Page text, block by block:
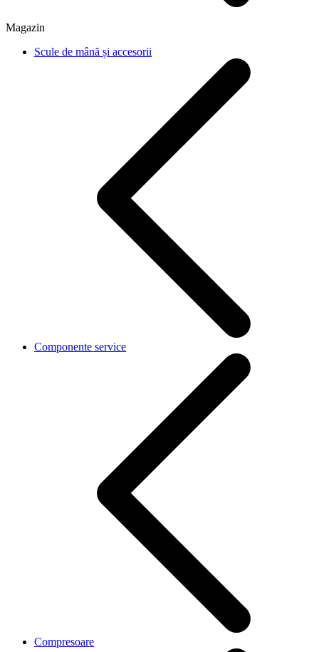
Magazin
Scule de mână și accesorii
Componente service
Compresoare